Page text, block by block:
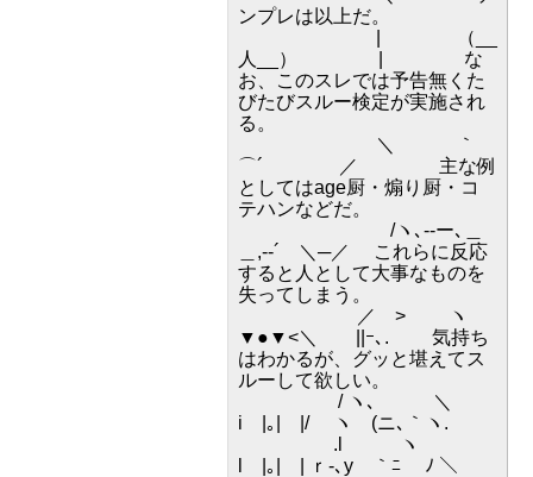
ンプレは以上だ。
| （__
人__） | な
お、このスレでは予告無くた
びたびスルー検定が実施され
る。
＼ ｀
⌒´ ／ 主な例
としてはage厨・煽り厨・コ
テハンなどだ。
/ヽ､--ー､＿
＿,-‐´ ＼─／ これらに反応
すると人として大事なものを
失ってしまう。
／ > ヽ
▼●▼<＼ ||ｰ､. 気持ち
はわかるが、グッと堪えてス
ルーして欲しい。
/ ヽ､ ＼
i |｡| |/ ヽ (ニ､｀ヽ.
.l ヽ
l |｡| | ｒ-､y ｀ﾆ ﾉ ＼